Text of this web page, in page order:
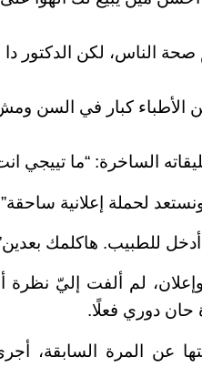
الناس، لكن الدكتور دا
الأطباء كبار في السن
الساخرة: “ما تييجي
لحملة إعلانية
للطبيب. هاكلمك
وإعلان، لم ألفت إليّ
حان دوري فعلًا.
عن المرة السابقة،